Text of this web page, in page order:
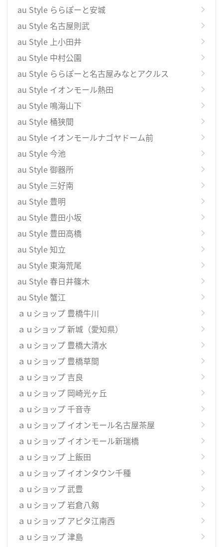
au Style ららぽーと安城
au Style 名古屋則武
au Style 上小田井
au Style 中村公園
au Style ららぽーと名古屋みなとアクルス
au Style イオンモール熱田
au Style 鳴海山下
au Style 桶狭間
au Style イオンモールナゴヤドーム前
au Style 今池
au Style 御器所
au Style 三好南
au Style 豊明
au Style 豊田小坂
au Style 豊田高橋
au Style 知立
au Style 東海荒尾
au Style 春日井篠木
au Style 蟹江
ａｕショップ 豊橋牛川
ａｕショップ 新城（愛知県）
ａｕショップ 豊橋大清水
ａｕショップ 豊橋草間
ａｕショップ 吉良
ａｕショップ 岡崎光ヶ丘
ａｕショップ 千音寺
ａｕショップ イオンモール名古屋茶屋
ａｕショップ イオンモール新瑞橋
ａｕショップ 上飯田
ａｕショップ イオンタウン千種
ａｕショップ 武豊
ａｕショップ 岩倉八剱
ａｕショップ アピタ江南西
ａｕショップ 津島